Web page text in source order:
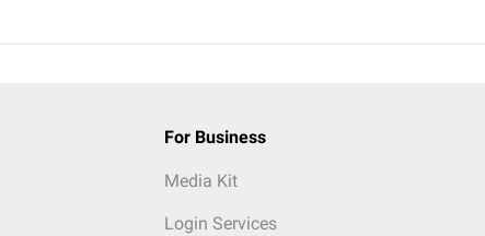
For Business
Media Kit
Login Services